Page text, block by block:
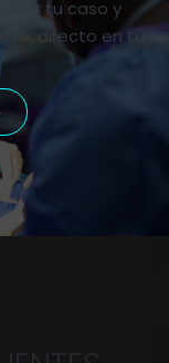
tu caso y
directo en tu